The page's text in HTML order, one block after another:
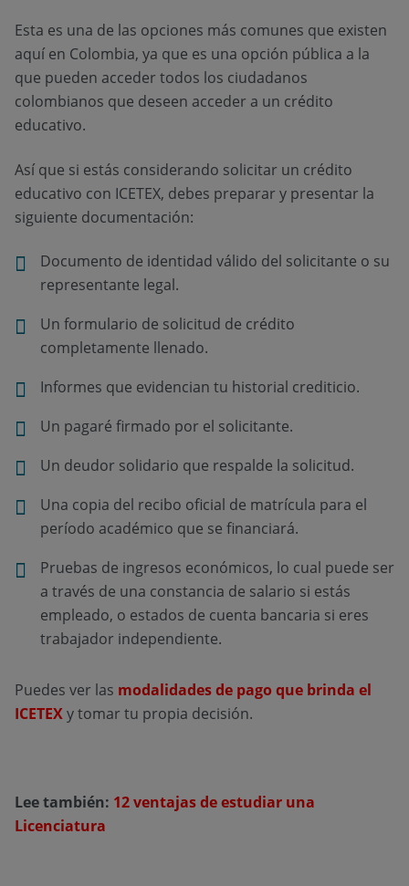
Esta es una de las opciones más comunes que existen
aquí en Colombia, ya que es una opción pública a la
que pueden acceder todos los ciudadanos
colombianos que deseen acceder a un crédito
educativo.
Así que si estás considerando solicitar un crédito
educativo con ICETEX, debes preparar y presentar la
siguiente documentación:
Documento de identidad válido del solicitante o su
representante legal.
Un formulario de solicitud de crédito
completamente llenado.
Informes que evidencian tu historial crediticio.
Un pagaré firmado por el solicitante.
Un deudor solidario que respalde la solicitud.
Una copia del recibo oficial de matrícula para el
período académico que se financiará.
Pruebas de ingresos económicos, lo cual puede ser
a través de una constancia de salario si estás
empleado, o estados de cuenta bancaria si eres
trabajador independiente.
Puedes ver las modalidades de pago que brinda el
ICETEXy tomar tu propia decisión.
Lee también: 12 ventajas de estudiar una
Licenciatura